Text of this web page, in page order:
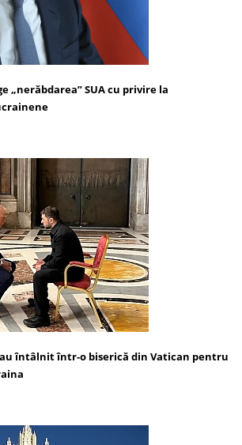
„nerăbdarea” SUA cu privire la
au întâlnit într-o biserică din Vatican pentru